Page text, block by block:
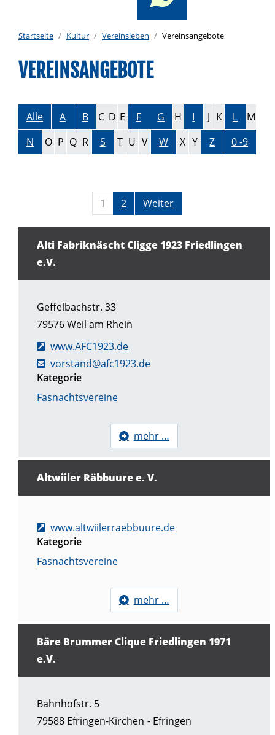
Startseite Kultur Vereinsleben Vereinsangebote
VEREINSANGEBOTE
Alle A B C D E F G H I J K L
M
N
O P Q R S T U V W X Y Z 0 -9
1 2 Weiter
Alti Fabriknäscht Cligge 1923 Friedlingen
e.V.
Geffelbachstr. 33
79576Weil am Rhein
www.AFC1923.de
vorstand@afc1923.de
Kategorie
Fasnachtsvereine
mehr …
Altwiiler Räbbuure e. V.
www.altwiilerraebbuure.de
Kategorie
Fasnachtsvereine
mehr …
Bäre Brummer Clique Friedlingen 1971
e.V.
Efringen
Bahnhofstr. 5
79588 Efringen-Kirchen